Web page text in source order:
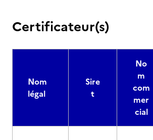
Certificateur(s)
Nom
légal
Sire
t
No
m
com
mer
cial